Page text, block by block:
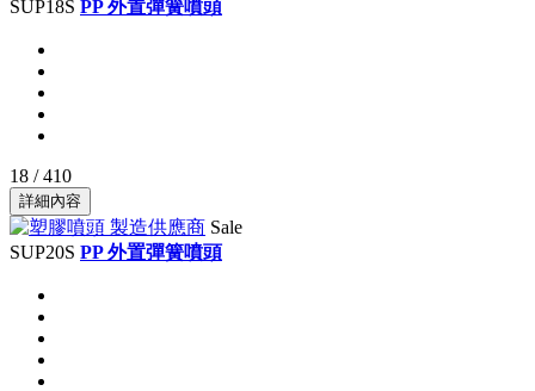
SUP18S PP 外置彈簧噴頭
18 / 410
詳細內容
Sale
SUP20S PP 外置彈簧噴頭